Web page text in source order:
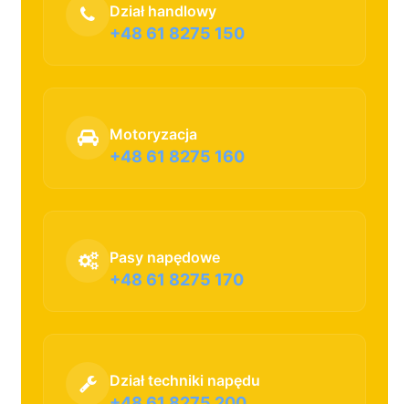
Dział handlowy
+48 61 8275 150
Motoryzacja
+48 61 8275 160
Pasy napędowe
+48 61 8275 170
Dział techniki napędu